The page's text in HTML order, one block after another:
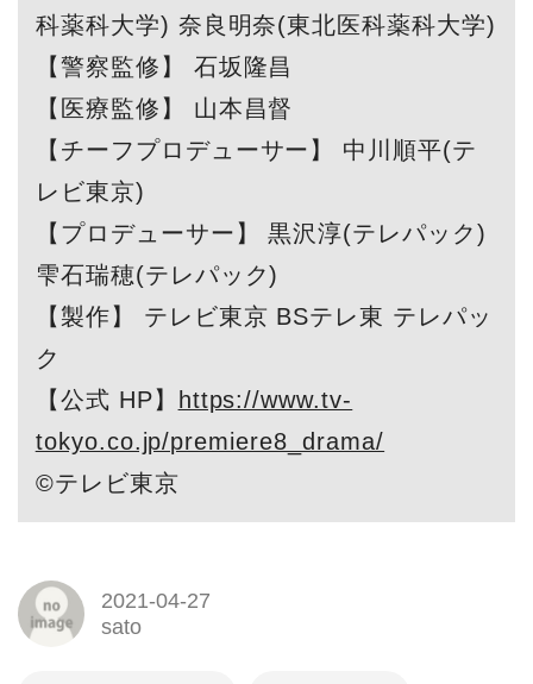
科薬科大学) 奈良明奈(東北医科薬科大学)
【警察監修】 石坂隆昌
【医療監修】 山本昌督
【チーフプロデューサー】 中川順平(テ
レビ東京)
【プロデューサー】 黒沢淳(テレパック)
雫石瑞穂(テレパック)
【製作】 テレビ東京 BSテレ東 テレパッ
ク
【公式 HP】
https://www.tv-
tokyo.co.jp/premiere8_drama/
©テレビ東京
2021-04-27
sato